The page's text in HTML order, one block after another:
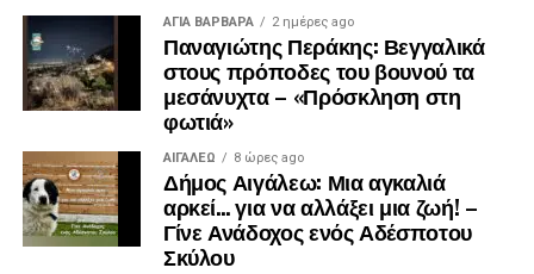
ΑΓΙΑ ΒΑΡΒΑΡΑ 2 ημέρες ago
Παναγιώτης Περάκης: Βεγγαλικά
στους πρόποδες του βουνού τα
μεσάνυχτα – «Πρόσκληση στη
φωτιά»
ΑΙΓΑΛΕΩ 8 ώρες ago
Δήμος Αιγάλεω: Μια αγκαλιά
αρκεί… για να αλλάξει μια ζωή! –
Γίνε Ανάδοχος ενός Αδέσποτου
Σκύλου